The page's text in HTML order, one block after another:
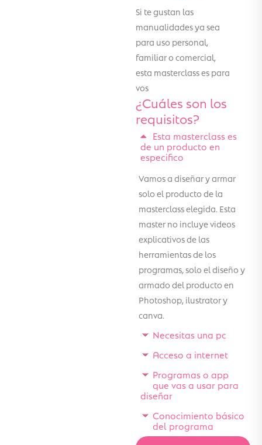
Si te gustan las
manualidades ya sea
para uso personal,
familiar o comercial,
esta masterclass es para
vos
¿Cuáles son los
requisitos?
Esta masterclass es
de un producto en
especifico
Vamos a diseñar y armar
solo el producto de la
masterclass elegida. Esta
master no incluye videos
explicativos de las
herramientas de los
programas, solo el diseño y
armado del producto en
Photoshop, ilustrator y
canva.
Necesitas una pc
Acceso a internet
Programas o app
que vas a usar para
diseñar
Conocimiento básico
del programa